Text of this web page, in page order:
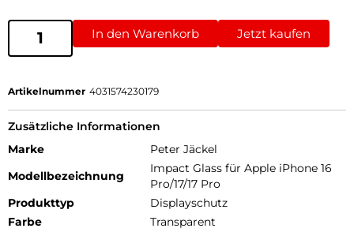
In den Warenkorb Jetzt kaufen
Artikelnummer 4031574230179
Zusätzliche Informationen
Marke
Peter Jäckel
Modellbezeichnung
Impact Glass für Apple iPhone 16
Pro/17/17 Pro
Produkttyp
Displayschutz
Farbe
Transparent